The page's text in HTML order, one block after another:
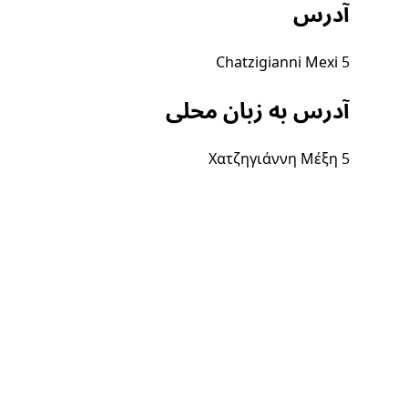
آدرس
Chatzigianni Mexi 5
آدرس به زبان محلی
Χατζηγιάννη Μέξη 5